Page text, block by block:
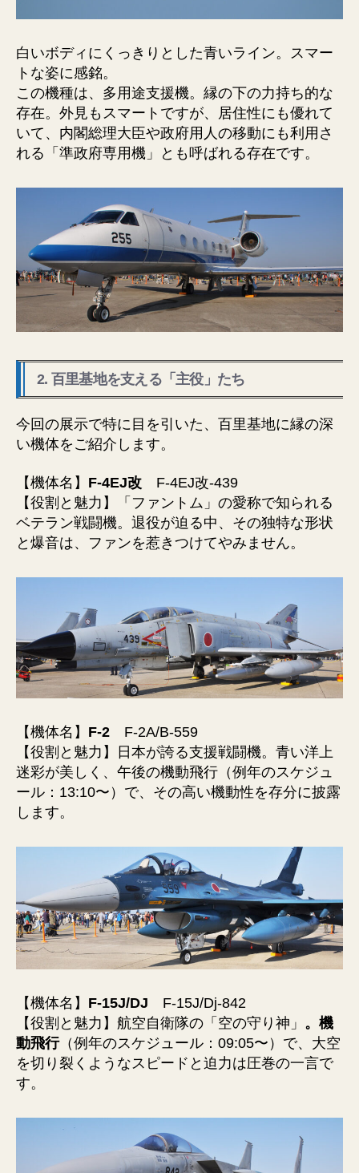
白いボディにくっきりとした青いライン。スマー
トな姿に感銘。
この機種は、多用途支援機。縁の下の力持ち的な
存在。外見もスマートですが、居住性にも優れて
いて、内閣総理大臣や政府用人の移動にも利用さ
れる「準政府専用機」とも呼ばれる存在です。
2. 百里基地を支える「主役」たち
今回の展示で特に目を引いた、百里基地に縁の深
い機体をご紹介します。
【機体名】 F-4EJ改 F-4EJ改-439
【役割と魅力】「ファントム」の愛称で知られる
ベテラン戦闘機。退役が迫る中、その独特な形状
と爆音は、ファンを惹きつけてやみません。
【機体名】 F-2
F-2A/B-559
【役割と魅力】日本が誇る支援戦闘機。青い洋上
迷彩が美しく、午後の機動飛行（例年のスケジュ
ール：13:10〜）で、その高い機動性を存分に披露
します。
【機体名】 F-15J/DJ F-15J/Dj-842
【役割と魅力】航空自衛隊の「空の守り神」 。機
動飛行（例年のスケジュール：09:05〜）で、大空
を切り裂くようなスピードと迫力は圧巻の一言で
す。